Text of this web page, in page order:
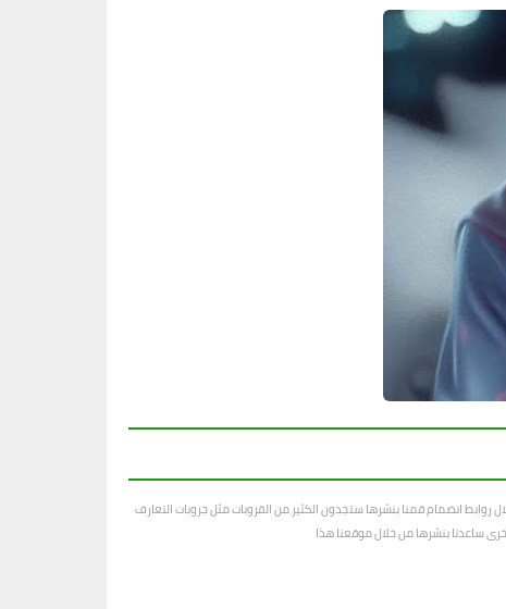
انضمام قمنا بنشرها ستجدون الكثير من القروبات مثل جروبات التعارف
ساعدنا بنشرها من خلال موقعنا هذا